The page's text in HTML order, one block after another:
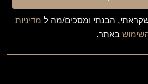
הבנתי ומסכים/מה ל מדיניות
באתר.